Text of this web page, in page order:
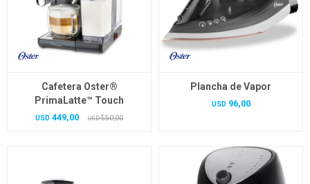
Cafetera Oster®
PrimaLatte™ Touch
USD 449,00 USD 550,00
Plancha de Vapor
USD 96,00